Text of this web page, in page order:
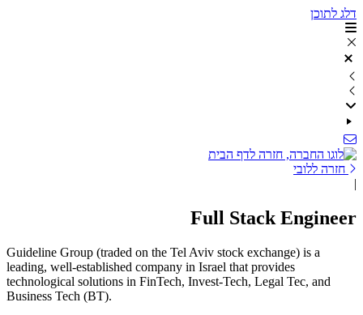
The
beginning
of
a
web
page,
click
move
to
the
main
Content
דלג לתוכן
חזרה ללובי
|
Full Stack Engineer
Guideline Group (traded on the Tel Aviv stock exchange) is a
leading, well-established company in Israel that provides
technological solutions in FinTech, Invest-Tech, Legal Tec, and
Business Tech (BT).